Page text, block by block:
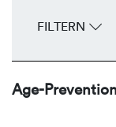
wirken, den
FILTERN
Age-